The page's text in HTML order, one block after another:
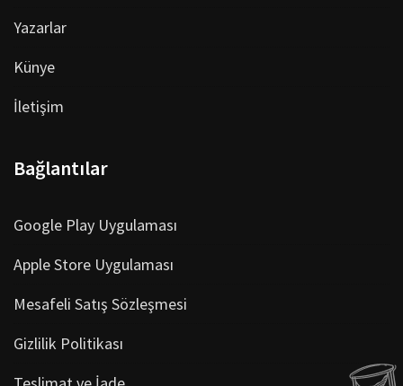
Yazarlar
Künye
İletişim
Bağlantılar
Google Play Uygulaması
Apple Store Uygulaması
Mesafeli Satış Sözleşmesi
Gizlilik Politikası